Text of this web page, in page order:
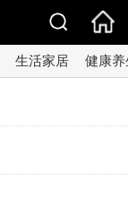
生活家居 健康养